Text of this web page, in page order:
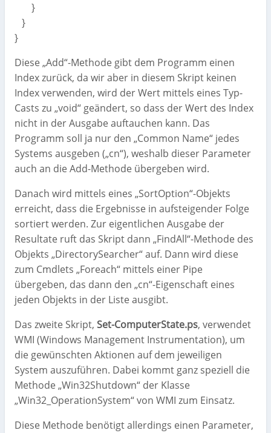
}
}
}
Diese „Add“-Methode gibt dem Programm einen
Index zurück, da wir aber in diesem Skript keinen
Index verwenden, wird der Wert mittels eines Typ-
Casts zu „void“ geändert, so dass der Wert des Index
nicht in der Ausgabe auftauchen kann. Das
Programm soll ja nur den „Common Name“ jedes
Systems ausgeben („cn“), weshalb dieser Parameter
auch an die Add-Methode übergeben wird.
Danach wird mittels eines „SortOption“-Objekts
erreicht, dass die Ergebnisse in aufsteigender Folge
sortiert werden. Zur eigentlichen Ausgabe der
Resultate ruft das Skript dann „FindAll“-Methode des
Objekts „DirectorySearcher“ auf. Dann wird diese
zum Cmdlets „Foreach“ mittels einer Pipe
übergeben, das dann den „cn“-Eigenschaft eines
jeden Objekts in der Liste ausgibt.
Das zweite Skript, Set-ComputerState.ps, verwendet
WMI (Windows Management Instrumentation), um
die gewünschten Aktionen auf dem jeweiligen
System auszuführen. Dabei kommt ganz speziell die
Methode „Win32Shutdown“ der Klasse
„Win32_OperationSystem“ von WMI zum Einsatz.
Diese Methode benötigt allerdings einen Parameter,